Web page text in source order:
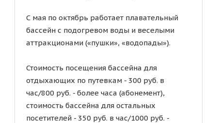
С мая по октябрь работает плавательный
бассейн с подогревом воды и веселыми
аттракционами («пушки», «водопады»).
Стоимость посещения бассейна для
отдыхающих по путевкам - 300 руб. в
час/800 руб. - более часа (абонемент),
стоимость бассейна для остальных
посетителей - 350 руб. в час/1000 руб. -